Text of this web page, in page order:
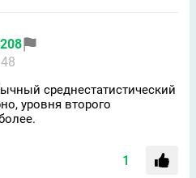
среднестатистический
уровня второго
1